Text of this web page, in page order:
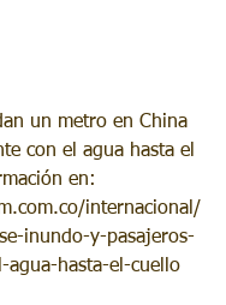
un metro en China
con el agua hasta el
en:
internacional/
inundo-y-pasajeros-
agua-hasta-el-cuello